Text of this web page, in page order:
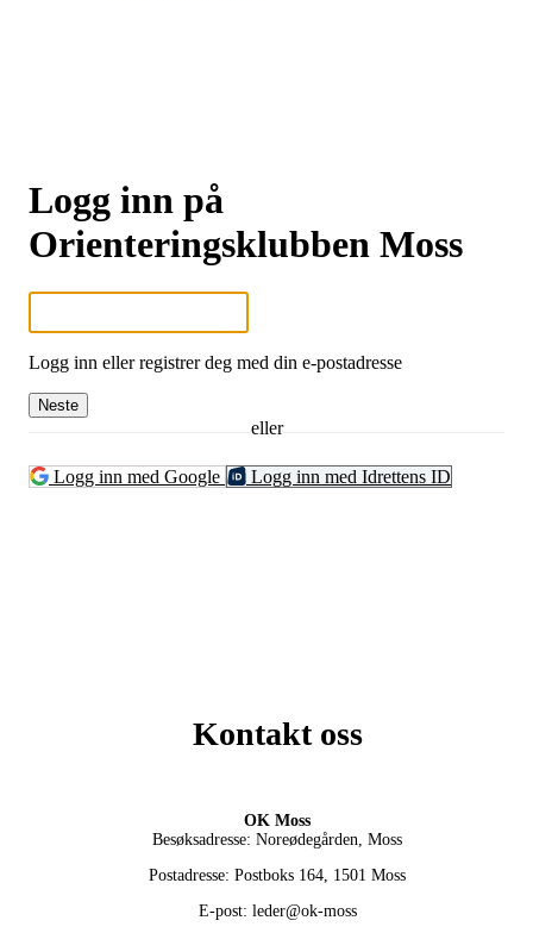
Logg inn på
Orienteringsklubben Moss
Logg inn eller registrer deg med din e-postadresse
Neste
eller
Logg inn med Google Logg inn med Idrettens ID
Kontakt oss
OK Moss
Besøksadresse: Noreødegården, Moss
Postadresse: Postboks 164, 1501 Moss
E-post: leder@ok-moss